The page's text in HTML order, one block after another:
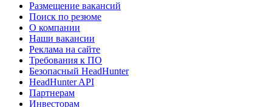
Размещение вакансий
Поиск по резюме
О компании
Наши вакансии
Реклама на сайте
Требования к ПО
Безопасный HeadHunter
HeadHunter API
Партнерам
Инвесторам